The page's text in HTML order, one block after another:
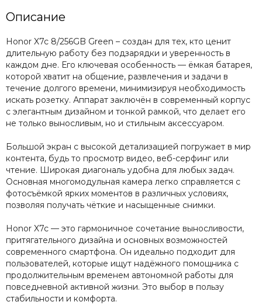
Описание
Honor X7c 8/256GB Green – создан для тех, кто ценит
длительную работу без подзарядки и уверенность в
каждом дне. Его ключевая особенность — ёмкая батарея,
которой хватит на общение, развлечения и задачи в
течение долгого времени, минимизируя необходимость
искать розетку. Аппарат заключён в современный корпус
с элегантным дизайном и тонкой рамкой, что делает его
не только выносливым, но и стильным аксессуаром.
Большой экран с высокой детализацией погружает в мир
контента, будь то просмотр видео, веб-серфинг или
чтение. Широкая диагональ удобна для любых задач.
Основная многомодульная камера легко справляется с
фотосъёмкой ярких моментов в различных условиях,
позволяя получать чёткие и насыщенные снимки.
Honor X7c — это гармоничное сочетание выносливости,
притягательного дизайна и основных возможностей
современного смартфона. Он идеально подходит для
пользователей, которые ищут надёжного помощника с
продолжительным временем автономной работы для
повседневной активной жизни. Это выбор в пользу
стабильности и комфорта.